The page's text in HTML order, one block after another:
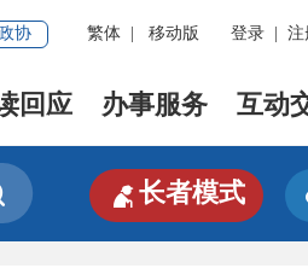
协 繁体 移动版 登录 注
回应 办事服务 互动
长者模式